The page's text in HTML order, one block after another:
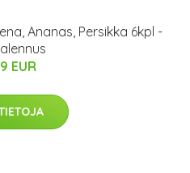
Ananas, Persikka 6kpl -
EUR